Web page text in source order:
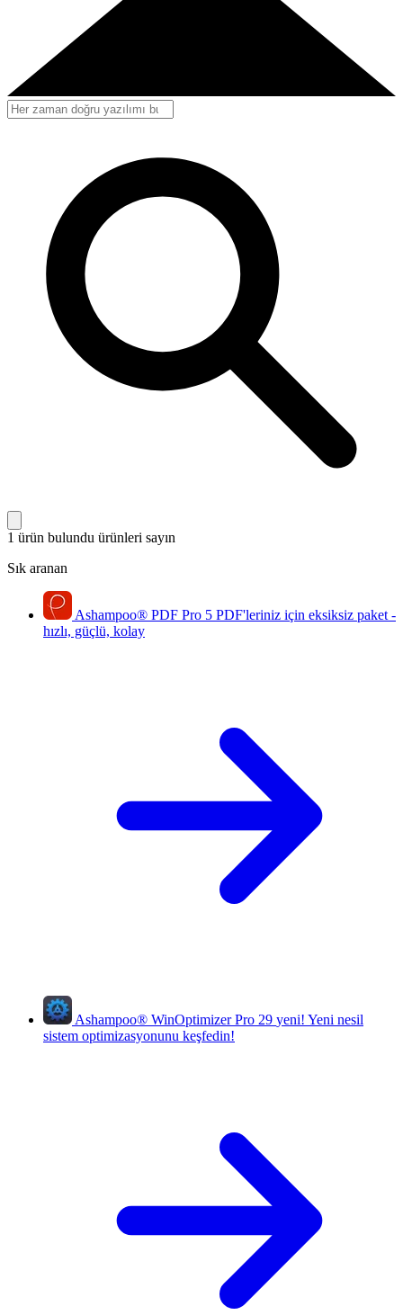
1 ürün bulundu ürünleri sayın
Sık aranan
Ashampoo® PDF Pro 5 PDF'leriniz için eksiksiz paket -
hızlı, güçlü, kolay
Ashampoo® WinOptimizer Pro 29 yeni! Yeni nesil
sistem optimizasyonunu keşfedin!